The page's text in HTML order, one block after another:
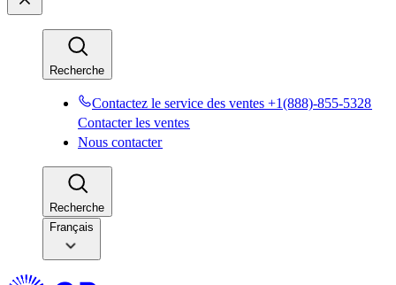
Recherche​​
Contactez le service des ventes +1(888)-855-5328​​
Contacter les ventes​​
Nous contacter​​
Recherche​​
Français